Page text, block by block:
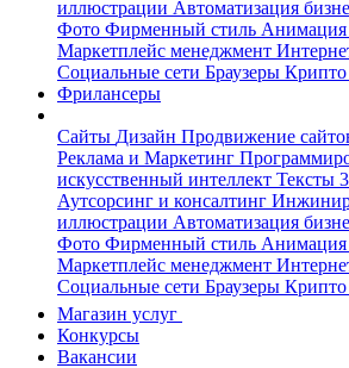
иллюстрации Автоматизация
Фото Фирменный стиль Анимация
Маркетплейс менеджмент
Социальные сети Браузеры Крипто
Фрилансеры
Сайты Дизайн Продвижение
Реклама и Маркетинг
искусственный интеллект Тексты
Аутсорсинг и консалтинг
иллюстрации Автоматизация
Фото Фирменный стиль Анимация
Маркетплейс менеджмент
Социальные сети Браузеры Крипто
Магазин услуг
Конкурсы
Вакансии